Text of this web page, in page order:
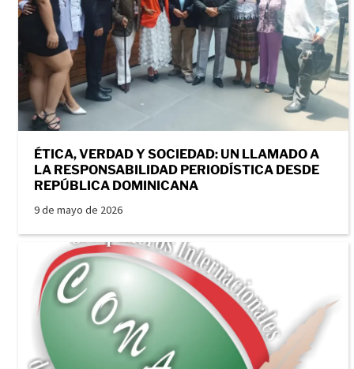
ÉTICA, VERDAD Y SOCIEDAD: UN LLAMADO A
LA RESPONSABILIDAD PERIODÍSTICA DESDE
REPÚBLICA DOMINICANA
9 de mayo de 2026